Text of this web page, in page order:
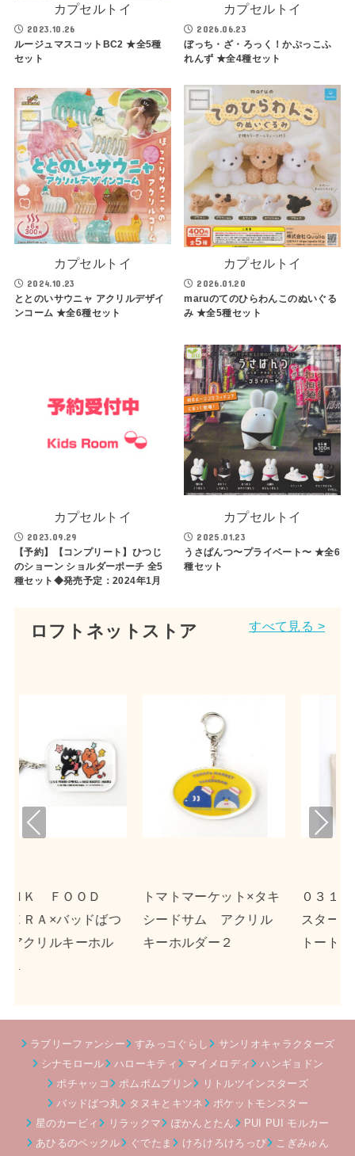
カプセルトイ
2023.10.26
ルージュマスコットBC2 ★全5種
セット
カプセルトイ
2026.06.23
ぼっち・ざ・ろっく！かぷっこふ
れんず ★全4種セット
カプセルトイ
2024.10.23
ととのいサウニャ アクリルデザイ
ンコーム ★全6種セット
カプセルトイ
2026.01.20
maruのてのひらわんこのぬいぐる
み ★全5種セット
カプセルトイ
2023.09.29
【予約】【コンプリート】ひつじ
のショーン ショルダーポーチ 全5
種セット◆発売予定：2024年1月
カプセルトイ
2025.01.23
うさぱんつ〜プライベート〜 ★全6
種セット
ロフトネットストア すべて見る >
×タキ
リル
０３１３×リトルツイン
スターズ キャンバス
トート
ｎｓｎ×ポチャッコ
クリルキーホルダー
Pre
Nex
ラブリーファンシー すみっコぐらし
サンリオキャラクターズ
シナモロール
ハローキティ マイメロディ
ハンギョドン
ポチャッコ
ポムポムプリン
リトルツインスターズ
バッドばつ丸
タヌキとキツネ
ポケットモンスター
星のカービィ
リラックマ ぽかんとたん
PUI PUI モルカー
あひるのペックル
ぐでたま けろけろけろっぴ こぎみゅん